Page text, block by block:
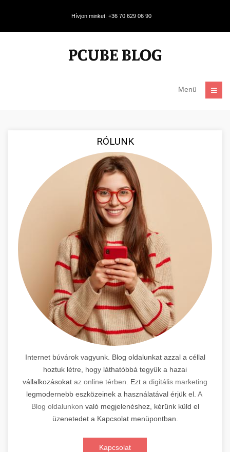
Hívjon minket: +36 70 629 06 90
Menü
RÓLUNK
Internet búvárok vagyunk. Blog oldalunkat azzal a céllal
hoztuk létre, hogy láthatóbbá tegyük a hazai
vállalkozásokat az online térben. Ezt a digitális marketing
legmodernebb eszközeinek a használatával érjük el. A
Blog oldalunkon való megjelenéshez, kérünk küld el
üzenetedet a Kapcsolat menüpontban.
Kapcsolat